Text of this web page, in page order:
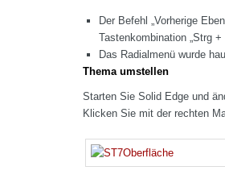
Der Befehl „Vorherige
Tastenkombination „Strg +
Das Radialmenü wurde
Thema umstellen
Starten Sie Solid Edge und
Klicken Sie mit der rechten